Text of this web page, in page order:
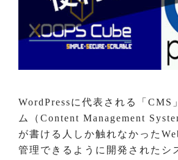
WordPressに代表される「
ム（Content Management
が書ける人しか触れなかった
管理できるように開発されたシ